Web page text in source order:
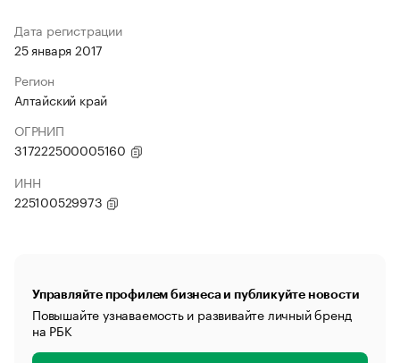
Дата регистрации
25 января 2017
Регион
Алтайский край
ОГРНИП
317222500005160
ИНН
225100529973
Управляйте профилем бизнеса и публикуйте новости
Повышайте узнаваемость и развивайте личный бренд
на РБК